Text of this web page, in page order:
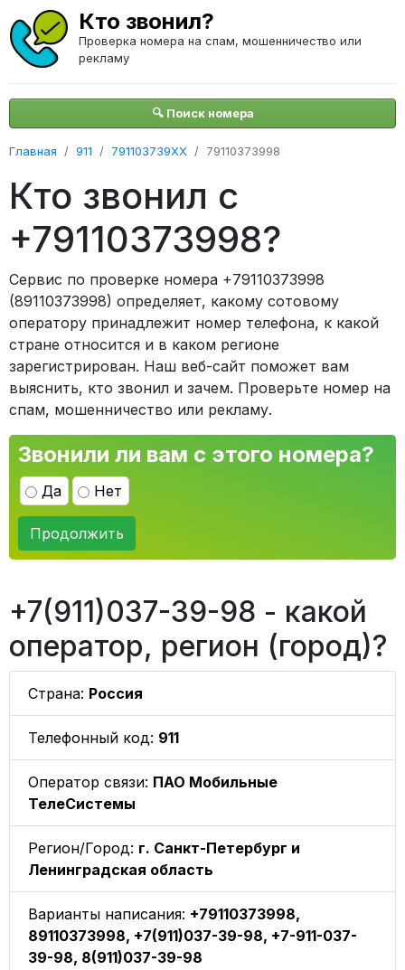
Кто звонил?
Проверка номера на спам, мошенничество или
рекламу
🔍 Поиск номера
Главная 911 791103739XX 79110373998
Кто звонил с
+79110373998?
Сервис по проверке номера +79110373998
(89110373998) определяет, какому сотовому
оператору принадлежит номер телефона, к какой
стране относится и в каком регионе
зарегистрирован. Наш веб-сайт поможет вам
выяснить, кто звонил и зачем. Проверьте номер на
спам, мошенничество или рекламу.
Звонили ли вам с этого номера?
Да Нет
Продолжить
+7(911)037-39-98 - какой
оператор, регион (город)?
Страна: Россия
Телефонный код: 911
Оператор связи: ПАО Мобильные
ТелеСистемы
Регион/Город: г. Санкт-Петербург и
Ленинградская область
Варианты написания: +79110373998,
89110373998, +7(911)037-39-98, +7-911-037-
39-98, 8(911)037-39-98